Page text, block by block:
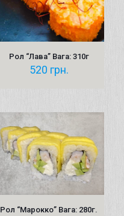
Рол “Лава” Вага: 310г
520 грн.
Рол “Марокко” Вага: 280г.